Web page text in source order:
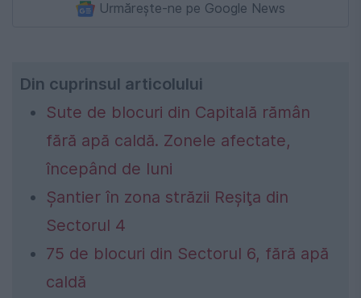
Urmărește-ne pe Google News
Din cuprinsul articolului
Sute de blocuri din Capitală rămân
fără apă caldă. Zonele afectate,
începând de luni
Şantier în zona străzii Reşiţa din
Sectorul 4
75 de blocuri din Sectorul 6, fără apă
caldă